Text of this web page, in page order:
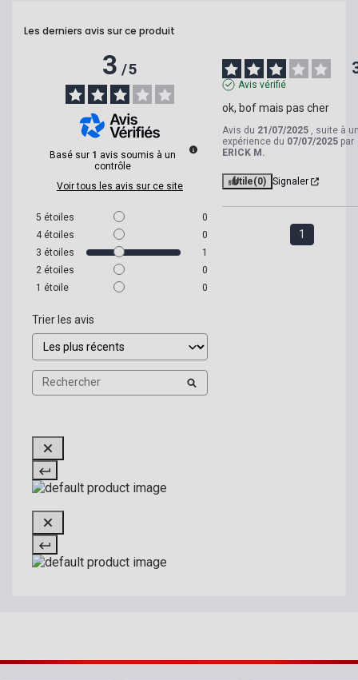
Les derniers avis sur ce produit
3/5
Basé sur 1 avis soumis à un
contrôle
Voir tous les avis sur ce site
5 étoiles
0
4 étoiles
0
3 étoiles
1
2 étoiles
0
1 étoile 0
Trier les avis
Avis vérifié
ok, bof mais pas cher
Avis du 21/07/2025 , suite à
expérience du 07/07/2025 par
ERICK M.
Utile(0) Signaler
1